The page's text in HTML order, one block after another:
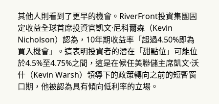
其他人則看到了更早的機會。RiverFront投資集團固
定收益全球首席投資官凱文·尼科爾森（Kevin
Nicholson）認為，10年期收益率「超過4.50%即為
買入機會」。這表明投資者的潛在「甜點位」可能位
於4.5%至4.75%之間，這是在候任美聯儲主席凱文·沃
什（Kevin Warsh）領導下的政策轉向之前的短暫窗
口期，他被認為具有傾向低利率的立場。